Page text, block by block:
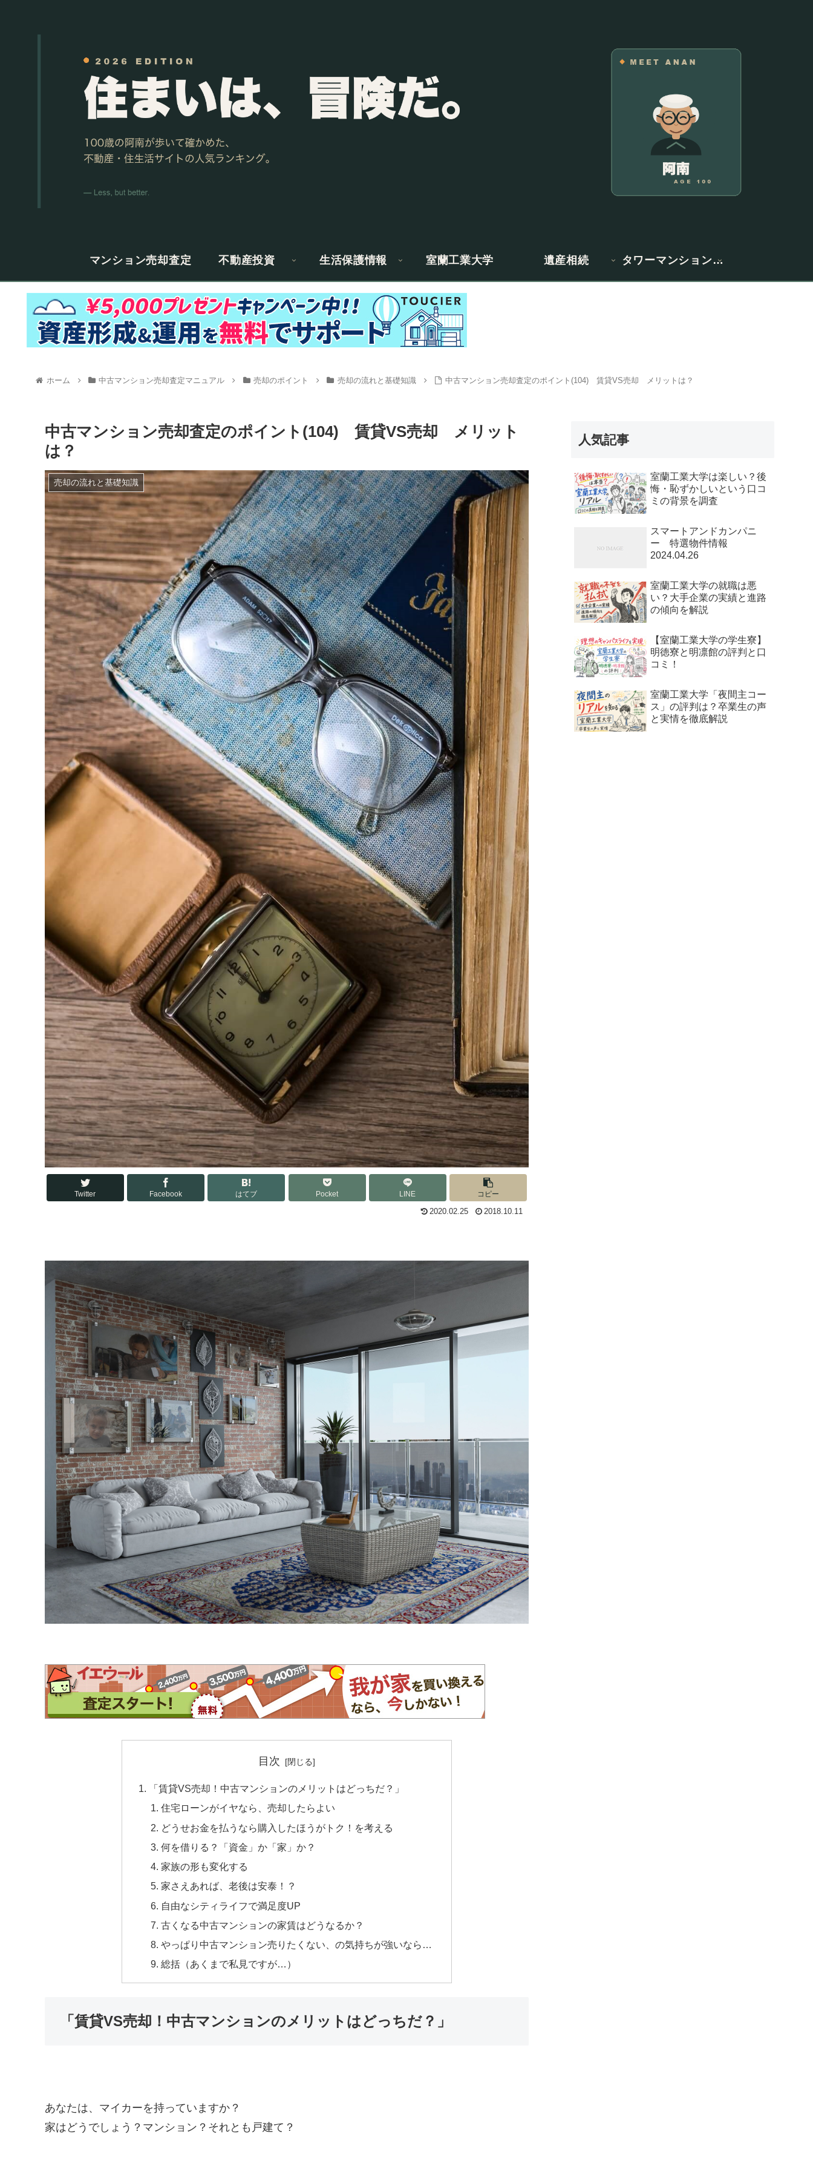
マンション売却査定 不動産投資 生活保護情報 室蘭工業大学 遺産相続 タワーマンション情
ホーム 中古マンション売却査定マニュアル 売却のポイント 売却の流れと基礎知識 中古マンション売却査定のポイント(104) 賃貸VS売却 メリットは？
中古マンション売却査定のポイント(104) 賃貸VS売却 メリット
は？
売却の流れと基礎知識
Twitter Facebook はてブ Pocket LINE コピー
2020.02.25 2018.10.11
目次
「賃貸VS売却！中古マンションのメリットはどっちだ？」
住宅ローンがイヤなら、売却したらよい
どうせお金を払うなら購入したほうがトク！を考える
何を借りる？「資金」か「家」か？
家族の形も変化する
家さえあれば、老後は安泰！？
自由なシティライフで満足度UP
古くなる中古マンションの家賃はどうなるか？
やっぱり中古マンション売りたくない、の気持ちが強いなら…
総括（あくまで私見ですが…）
「賃貸VS売却！中古マンションのメリットはどっちだ？」
あなたは、マイカーを持っていますか？
家はどうでしょう？マンション？それとも戸建て？
人気記事
室蘭工業大学は楽しい？後
悔・恥ずかしいという口コ
ミの背景を調査
スマートアンドカンパニ
ー 特選物件情報
2024.04.26
室蘭工業大学の就職は悪
い？大手企業の実績と進路
の傾向を解説
【室蘭工業大学の学生寮】
明徳寮と明凛館の評判と口
コミ！
室蘭工業大学「夜間主コー
ス」の評判は？卒業生の声
と実情を徹底解説